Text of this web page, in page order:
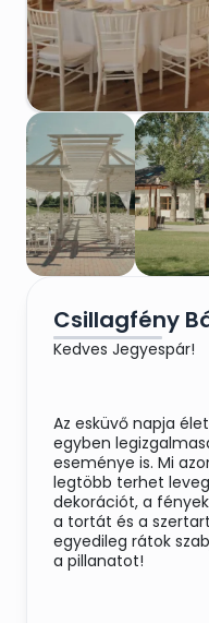
Csillagfény
Kedves Jegyespár!
Az esküvő napja
egyben
eseménye is. Mi
legtöbb terhet
dekorációt, a
a tortát és a
egyedileg rátok
a pillanatot!